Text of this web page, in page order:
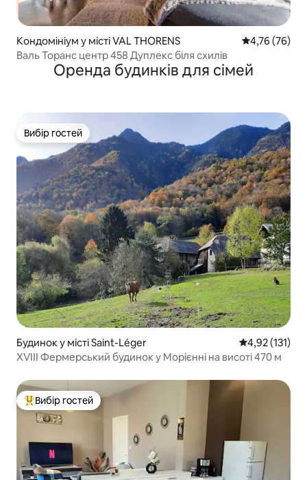
Кондомініум у місті VAL THORENS Середня
4,76 (76)
Валь Торанс центр 458 Дуплекс біля схилів
Оренда будинків для сімей
Вибір гостей
Вибір гостей
Будинок у місті Saint-Léger Середня
4,92 (131)
XVIII Фермерський будинок у Морієнні на висоті 470 м
Топ вибір гостей
Вибір гостей